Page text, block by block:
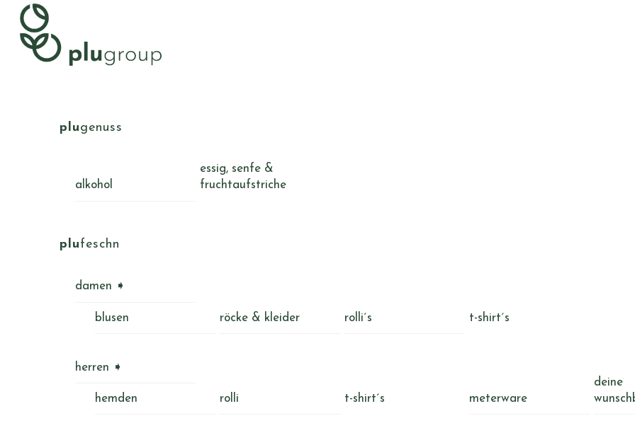
Skip
content
Menu
plugenuss
alkohol
essig, senfe &
fruchtaufstriche
plufeschn
damen ➧
blusen röcke & kleider rolli´s t-shirt´s
herren ➧
hemden rolli t-shirt´s meterware
deine